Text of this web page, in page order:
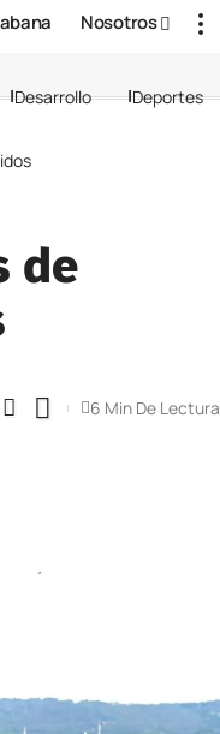
Nosotros
Desarrollo Deportes
de
6 Min De Lectura